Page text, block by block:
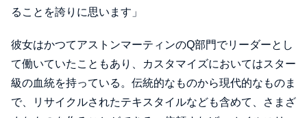
ることを誇りに思います」
彼女はかつてアストンマーティンのQ部門でリーダーとし
て働いていたこともあり、カスタマイズにおいてはスター
級の血統を持っている。伝統的なものから現代的なものま
で、リサイクルされたテキスタイルなども含めて、さまざ